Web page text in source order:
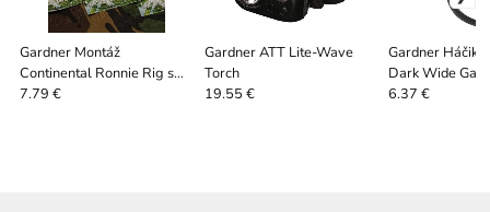
Gardner Montáž
Continental Ronnie Rig s
Protihrotom 3 ks
7.79 €
Gardner ATT Lite-Wave
Torch
19.55 €
Gardner
Dark Wide
10 ks
6.37 €